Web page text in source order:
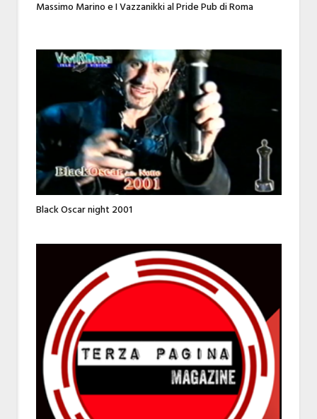
Massimo Marino e I Vazzanikki al Pride Pub di Roma
Black Oscar night 2001